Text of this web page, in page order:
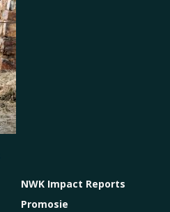
NWK Impact Reports
Promosie